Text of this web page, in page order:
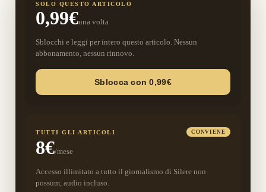
SOLO QUESTO ARTICOLO
0,99€una volta
Sblocchi e leggi per intero questo articolo. Nessun
abbonamento, nessun rinnovo.
Sblocca con 0,99€
TUTTI GLI ARTICOLI CONVIENE
8€/mese
Accesso illimitato a tutto il giornalismo di Silere non
possum, audio incluso.